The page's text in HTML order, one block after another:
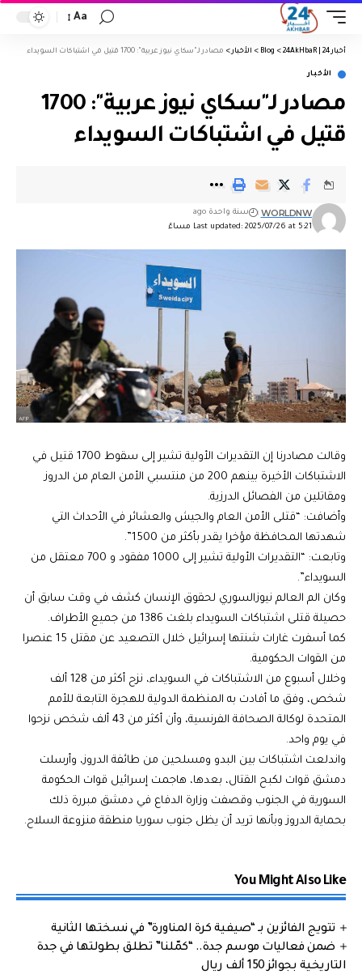
Aa
أخبار 24 | 24AkHbaR >
Blog
> الأخبار > مصادر لـ"سكاي نيوز عربية": 1700 قتيل في اشتباكات السويداء
الأخبار
مصادر لـ"سكاي نيوز عربية": 1700
قتيل في اشتباكات السويداء
Last updated: 2025/07/26 at 5:21 مساءً
WORLDNW سنة واحدة ago
وقالت مصادرنا إن التقديرات الأولية تشير إلى سقوط 1700 قتيل في
الاشتباكات الأخيرة بينهم 200 من منتسبي الأمن العام من الدروز
ومقاتلين من الفصائل الدرزية.
وأضافت: “قتلى الأمن العام والجيش والعشائر في الأحداث التي
شهدتها المحافظة مؤخرا يقدر بأكثر من 1500”.
وتابعت: “التقديرات الأولية تشير إلى 1000 مفقود و 700 معتقل من
السويداء”.
وكان الم العالم نيوزالسوري لحقوق الإنسان كشف في وقت سابق أن
حصيلة قتلى اشتباكات السويداء بلغت 1386 من جميع الأطراف.
كما أسفرت غارات شنتها إسرائيل خلال التصعيد عن مقتل 15 عنصرا
من القوات الحكومية.
وخلال أسبوع من الاشتباكات في السويداء، نزح أكثر من 128 ألف
شخص، وفق ما أفادت به المنظمة الدولية للهجرة التابعة للأمم
المتحدة لوكالة الصحافة الفرنسية، وأن أكثر من 43 ألف شخص نزحوا
في يوم واحد.
واندلعت اشتباكات بين البدو ومسلحين من طائفة الدروز، وأرسلت
دمشق قوات لكبح القتال، بعدها، هاجمت إسرائيل قوات الحكومة
السورية في الجنوب وقصفت وزارة الدفاع في دمشق مبررة ذلك
بحماية الدروز وبأنها تريد أن يظل جنوب سوريا منطقة منزوعة السلاح.
You Might Also Like
تتويج الفائزين بـ “صيفية كرة المناورة” في نسختها الثانية
ضمن فعاليات موسم جدة.. “كمّلنا” تطلق بطولتها في جدة
التاريخية بجوائز 150 ألف ريال